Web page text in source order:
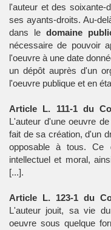
l'auteur et des soixante-
ses ayants-droits. Au-
dans ledomaine
nécessaire de pouvoir
l'oeuvre à une date
un dépôt auprès d'un
l'oeuvre publique et en
Article L. 111-1 du
L'auteur d'une oeuvre
fait de sa création, d'un
opposable à tous. Ce
intellectuel et moral,
[...].
Article L. 123-1 du
L'auteur jouit, sa vie
oeuvre sous quelque